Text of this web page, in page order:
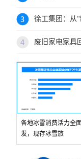
徐工集团：从
废旧家电家具
各地冰雪消费活力全
发，现存冰雪旅